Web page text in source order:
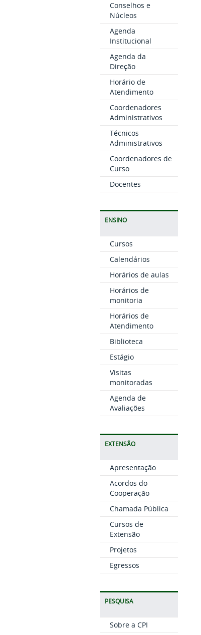
Conselhos e
Núcleos
Agenda
Institucional
Agenda da
Direção
Horário de
Atendimento
Coordenadores
Administrativos
Técnicos
Administrativos
Coordenadores de
Curso
Docentes
ENSINO
Cursos
Calendários
Horários de aulas
Horários de
monitoria
Horários de
Atendimento
Biblioteca
Estágio
Visitas
monitoradas
Agenda de
Avaliações
EXTENSÃO
Apresentação
Acordos do
Cooperação
Chamada Pública
Cursos de
Extensão
Projetos
Egressos
PESQUISA
Sobre a CPI